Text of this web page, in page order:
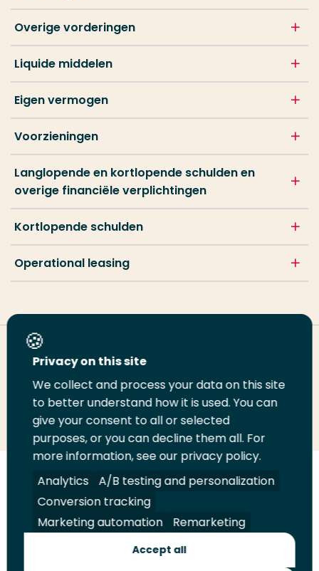
Overige vorderingen
Liquide middelen
Eigen vermogen
Voorzieningen
Langlopende en kortlopende schulden en
overige financiële verplichtingen
Kortlopende schulden
Operational leasing
Deel deze pagina
Deel
LinkedIn
Deel
op
Twitter
Deel
op
Facebook
Email
deze
pagina
Print
deze
pagina
Volg
ons
op
LinkedIn
Volg
ons
op
Facebook
Volg
ons
op
YouTube
Volg
ons
op
Instagram
Juridisch Security A-Z Index
Contact
Privacy on this site
We collect and process your data on this site
to better understand how it is used. You can
give your consent to all or selected
purposes, or you can decline them all. For
more information, see our privacy policy.
Analytics
A/B testing and personalization
Conversion tracking
Marketing automation
Remarketing
Accept all